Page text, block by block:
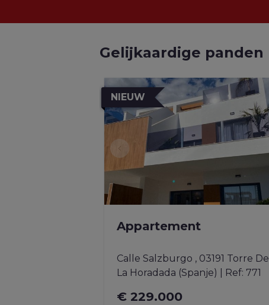
Gelijkaardige panden
NIEUW
Appartement
Calle Salzburgo , 03191 Torre De
La Horadada (Spanje)
Ref: 771
€ 229.000